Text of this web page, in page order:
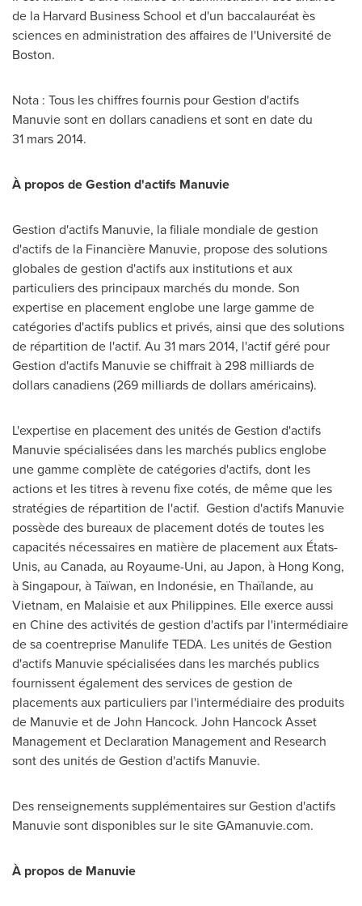
de la Harvard Business School et d'un baccalauréat ès
sciences en administration des affaires de l'Université de
Boston.
Nota : Tous les chiffresfournis pour Gestion d'actifs
Manuvie sont en dollars canadiens et sont en date du
31 mars 2014.
À propos de Gestion d'actifs Manuvie
Gestion d'actifs Manuvie, la filiale mondiale de gestion
d'actifs de la Financière Manuvie, propose des solutions
globales de gestion d'actifs aux institutions et aux
particuliers des principaux marchés du monde. Son
expertise en placement englobe une large gamme de
catégories d'actifs publics et privés, ainsi que des solutions
de répartition de l'actif. Au 31 mars 2014, l'actif géré pour
Gestion d'actifs Manuvie se chiffrait à 298 milliards de
dollars canadiens (269 milliards de dollars américains).
L'expertise en placement des unités de Gestion d'actifs
Manuvie spécialisées dans les marchés publics englobe
une gamme complète de catégories d'actifs, dont les
actions et les titres à revenu fixe cotés, de même que les
stratégies de répartition de l'actif. Gestion d'actifs Manuvie
possède des bureaux de placement dotés de toutes les
capacités nécessaires en matière de placement aux États-
Unis, au Canada, au Royaume-Uni, au Japon, à Hong Kong,
à Singapour, à Taïwan, en Indonésie, en Thaïlande, au
Vietnam, en Malaisie et aux Philippines. Elle exerce aussi
en Chine des activités de gestion d'actifs par l'intermédiaire
de sa coentreprise Manulife TEDA. Les unités de Gestion
d'actifs Manuvie spécialisées dans les marchés publics
fournissent également des services de gestion de
placements aux particuliers par l'intermédiaire des produits
de Manuvie et deJohn Hancock. John Hancock Asset
Management et Declaration Management and Research
sont des unités de Gestion d'actifs Manuvie.
Des renseignements supplémentaires sur Gestion d'actifs
Manuvie sont disponibles sur le site GAmanuvie.com.
À propos de Manuvie